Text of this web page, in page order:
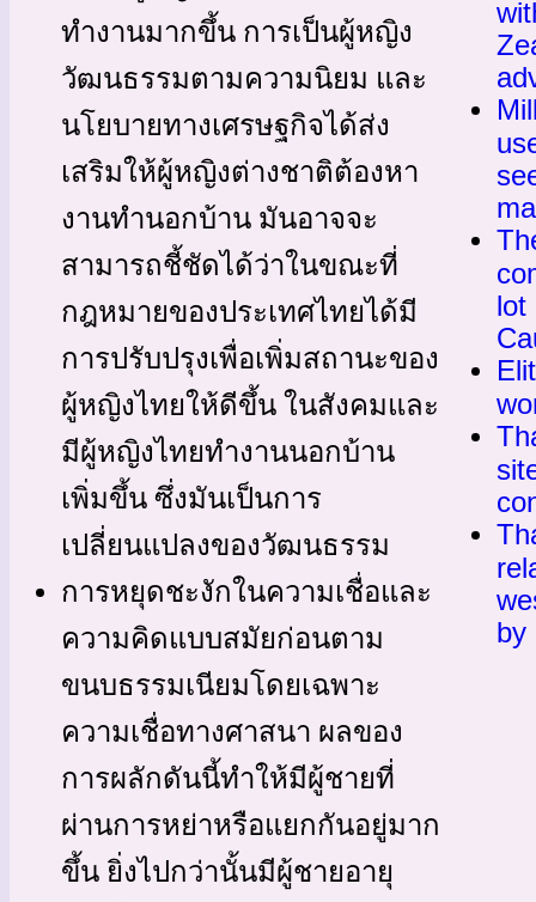
ทำงานมากขึ้น การเป็นผู้หญิง
วัฒนธรรมตามความนิยม และ
นโยบายทางเศรษฐกิจได้ส่ง
เสริมให้ผู้หญิงต่างชาติต้องหา
งานทำนอกบ้าน มันอาจจะ
สามารถชี้ชัดได้ว่าในขณะที่
กฎหมายของประเทศไทยได้มี
การปรับปรุงเพื่อเพิ่มสถานะของ
ผู้หญิงไทยให้ดีขึ้น ในสังคมและ
มีผู้หญิงไทยทำงานนอกบ้าน
เพิ่มขึ้น ซึ่งมันเป็นการ
เปลี่ยนแปลงของวัฒนธรรม
การหยุดชะงักในความเชื่อและ
ความคิดแบบสมัยก่อนตาม
ขนบธรรมเนียมโดยเฉพาะ
ความเชื่อทางศาสนา ผลของ
การผลักดันนี้ทำให้มีผู้ชายที่
ผ่านการหย่าหรือแยกกันอยู่มาก
ขึ้น ยิ่งไปกว่านั้นมีผู้ชายอายุ
lot
by